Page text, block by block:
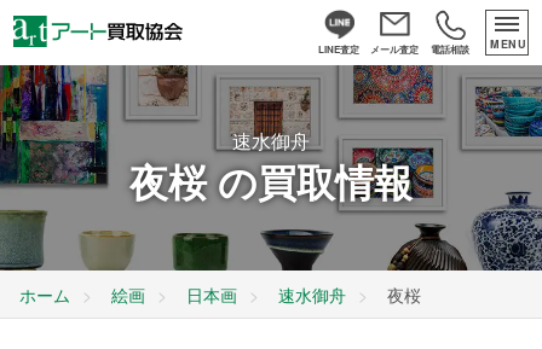
LINE査定 メール査定 電話相談 MENU
速水御舟
夜桜 の買取情報
ホーム 絵画 日本画 速水御舟 夜桜